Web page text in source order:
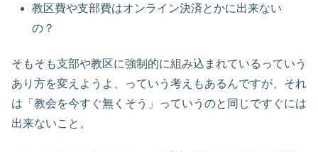
教区費や支部費はオンライン決済とかに出来ない
の？
そもそも支部や教区に強制的に組み込まれているっていう
あり方を変えようよ、っていう考えもあるんですが、それ
は「教会を今すぐ無くそう」っていうのと同じですぐには
出来ないこと。